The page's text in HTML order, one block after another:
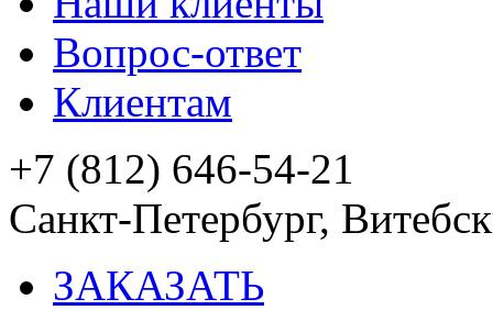
Вопрос-ответ
Клиентам
+7 (812) 646-54-21
Санкт-Петербург,
ЗАКАЗАТЬ